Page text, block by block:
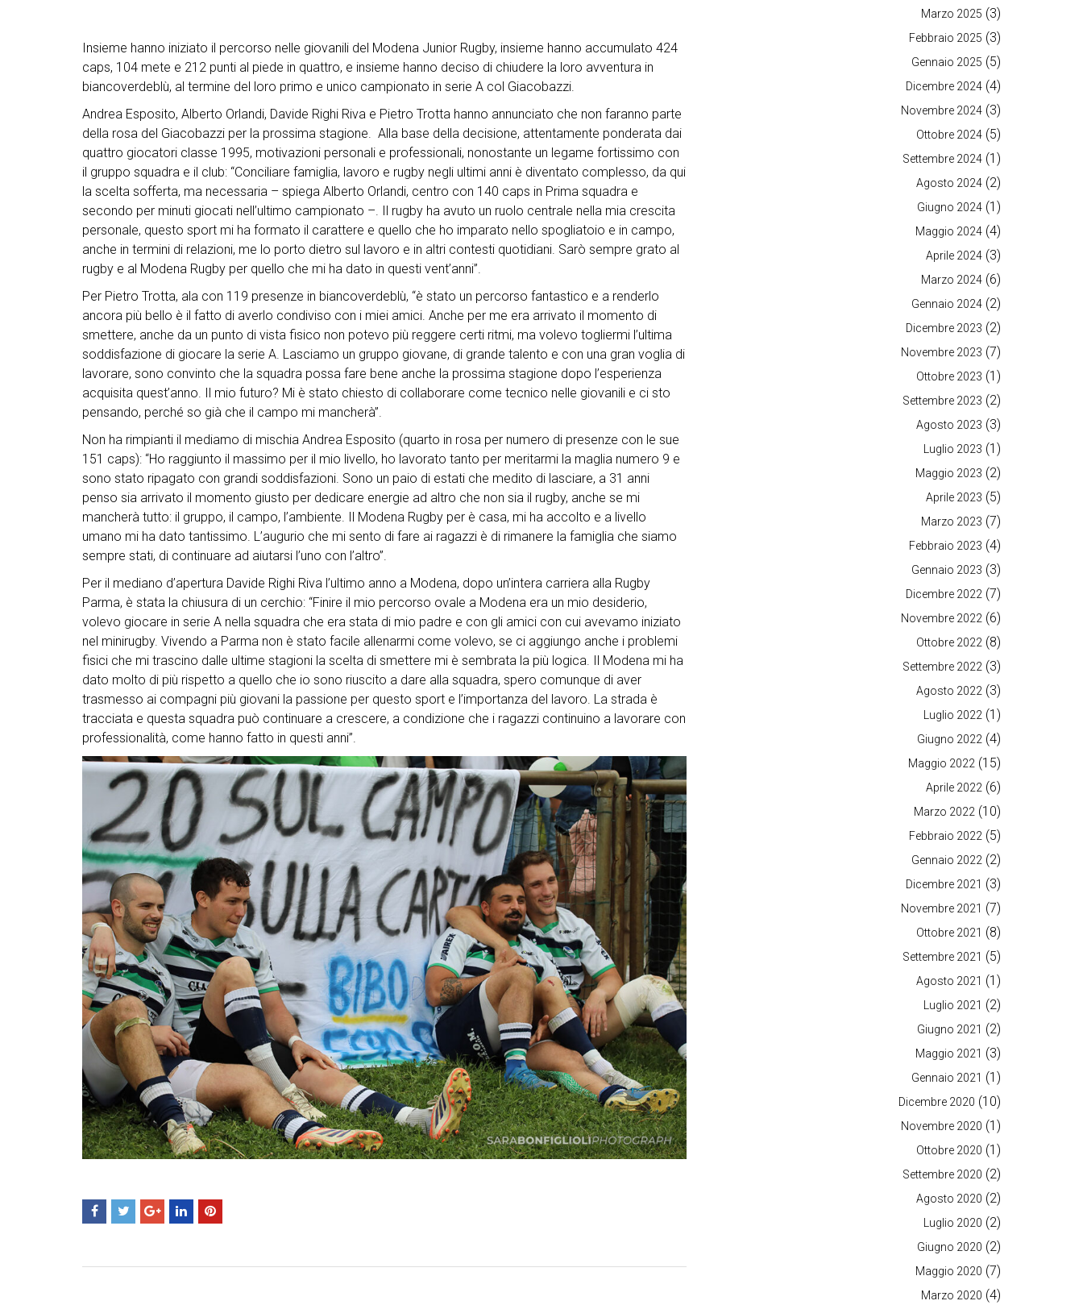
Insieme hanno iniziato il percorso nelle giovanili del Modena Junior Rugby, insieme hanno accumulato 424
caps, 104 mete e 212 punti al piede in quattro, e insieme hanno deciso di chiudere la loro avventura in
biancoverdeblù, al termine del loro primo e unico campionato in serie A col Giacobazzi.
Andrea Esposito, Alberto Orlandi, Davide Righi Riva e Pietro Trotta hanno annunciato che non faranno parte
della rosa del Giacobazzi per la prossima stagione. Alla base della decisione, attentamente ponderata dai
quattro giocatori classe 1995, motivazioni personali e professionali, nonostante un legame fortissimo con
il gruppo squadra e il club: “Conciliare famiglia, lavoro e rugby negli ultimi anni è diventato complesso, da qui
la scelta sofferta, ma necessaria – spiega Alberto Orlandi, centro con 140 caps in Prima squadra e
secondo per minuti giocati nell’ultimo campionato –. Il rugby ha avuto un ruolo centrale nella mia crescita
personale, questo sport mi ha formato il carattere e quello che ho imparato nello spogliatoio e in campo,
anche in termini di relazioni, me lo porto dietro sul lavoro e in altri contesti quotidiani. Sarò sempre grato al
rugby e al Modena Rugby per quello che mi ha dato in questi vent’anni”.
Per Pietro Trotta, ala con 119 presenze in biancoverdeblù, “è stato un percorso fantastico e a renderlo
ancora più bello è il fatto di averlo condiviso con i miei amici. Anche per me era arrivato il momento di
smettere, anche da un punto di vista fisico non potevo più reggere certi ritmi, ma volevo togliermi l’ultima
soddisfazione di giocare la serie A. Lasciamo un gruppo giovane, di grande talento e con una gran voglia di
lavorare, sono convinto che la squadra possa fare bene anche la prossima stagione dopo l’esperienza
acquisita quest’anno. Il mio futuro? Mi è stato chiesto di collaborare come tecnico nelle giovanili e ci sto
pensando, perché so già che il campo mi mancherà”.
Non ha rimpianti il mediamo di mischia Andrea Esposito (quarto in rosa per numero di presenze con le sue
151 caps): “Ho raggiunto il massimo per il mio livello, ho lavorato tanto per meritarmi la maglia numero 9 e
sono stato ripagato con grandi soddisfazioni. Sono un paio di estati che medito di lasciare, a 31 anni
penso sia arrivato il momento giusto per dedicare energie ad altro che non sia il rugby, anche se mi
mancherà tutto: il gruppo, il campo, l’ambiente. Il Modena Rugby per è casa, mi ha accolto e a livello
umano mi ha dato tantissimo. L’augurio che mi sento di fare ai ragazzi è di rimanere la famiglia che siamo
sempre stati, di continuare ad aiutarsi l’uno con l’altro”.
Per il mediano d’apertura Davide Righi Riva l’ultimo anno a Modena, dopo un’intera carriera alla Rugby
Parma, è stata la chiusura di un cerchio: “Finire il mio percorso ovale a Modena era un mio desiderio,
volevo giocare in serie A nella squadra che era stata di mio padre e con gli amici con cui avevamo iniziato
nel minirugby. Vivendo a Parma non è stato facile allenarmi come volevo, se ci aggiungo anche i problemi
fisici che mi trascino dalle ultime stagioni la scelta di smettere mi è sembrata la più logica. Il Modena mi ha
dato molto di più rispetto a quello che io sono riuscito a dare alla squadra, spero comunque di aver
trasmesso ai compagni più giovani la passione per questo sport e l’importanza del lavoro. La strada è
tracciata e questa squadra può continuare a crescere, a condizione che i ragazzi continuino a lavorare con
professionalità, come hanno fatto in questi anni”.
Marzo 2025 (3)
Febbraio 2025 (3)
Gennaio 2025 (5)
Dicembre 2024 (4)
Novembre 2024 (3)
Ottobre 2024 (5)
Settembre 2024 (1)
Agosto 2024 (2)
Giugno 2024 (1)
Maggio 2024 (4)
Aprile 2024 (3)
Marzo 2024 (6)
Gennaio 2024 (2)
Dicembre 2023 (2)
Novembre 2023 (7)
Ottobre 2023 (1)
Settembre 2023 (2)
Agosto 2023 (3)
Luglio 2023 (1)
Maggio 2023 (2)
Aprile 2023 (5)
Marzo 2023 (7)
Febbraio 2023 (4)
Gennaio 2023 (3)
Dicembre 2022 (7)
Novembre 2022 (6)
Ottobre 2022 (8)
Settembre 2022 (3)
Agosto 2022 (3)
Luglio 2022 (1)
Giugno 2022 (4)
Maggio 2022 (15)
Aprile 2022 (6)
Marzo 2022 (10)
Febbraio 2022 (5)
Gennaio 2022 (2)
Dicembre 2021 (3)
Novembre 2021 (7)
Ottobre 2021 (8)
Settembre 2021 (5)
Agosto 2021 (1)
Luglio 2021 (2)
Giugno 2021 (2)
Maggio 2021 (3)
Gennaio 2021 (1)
Dicembre 2020 (10)
Novembre 2020 (1)
Ottobre 2020 (1)
Settembre 2020 (2)
Agosto 2020 (2)
Luglio 2020 (2)
Giugno 2020 (2)
Maggio 2020 (7)
Marzo 2020 (4)